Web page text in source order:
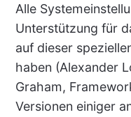
Alle
Unterstützung für
auf dieser
haben (Alexander
Graham,
Versionen einiger